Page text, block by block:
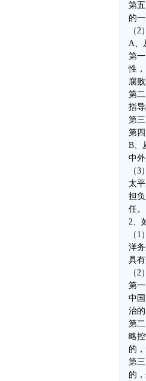
第
的
（
A、
第
性
腐
第
指
第
第
B、
中
（
太
担
任。
2、
（
洋
具
（
第
中
治
第
略
的
第
的